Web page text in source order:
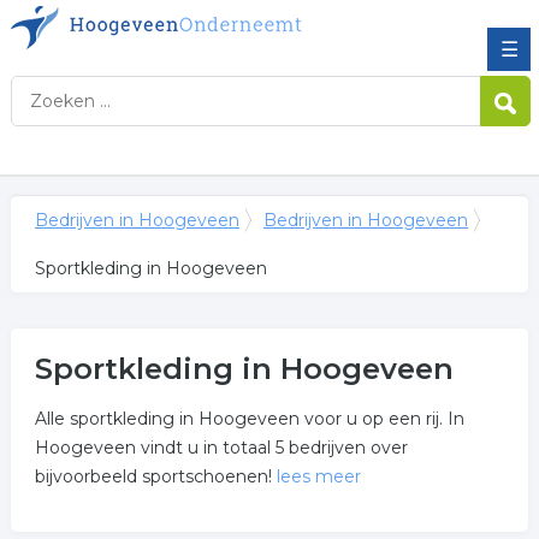
☰
Bedrijven in Hoogeveen Bedrijven in Hoogeveen
Sportkleding in Hoogeveen
Sportkleding in Hoogeveen
Alle sportkleding in Hoogeveen voor u op een rij. In
Hoogeveen vindt u in totaal 5 bedrijven over
bijvoorbeeld sportschoenen! lees meer